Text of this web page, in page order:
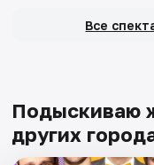
Все
Подыскиваю
других